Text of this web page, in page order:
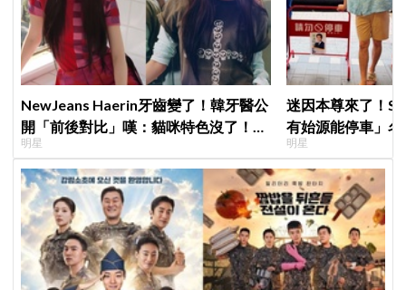
NewJeans Haerin牙齒變了！韓牙醫公
開「前後對比」嘆：貓咪特色沒了！粉
絲超崩潰
明星
迷因本尊來了！
有始源能停車」
照片」，店家尖
不能脫粉了
明星